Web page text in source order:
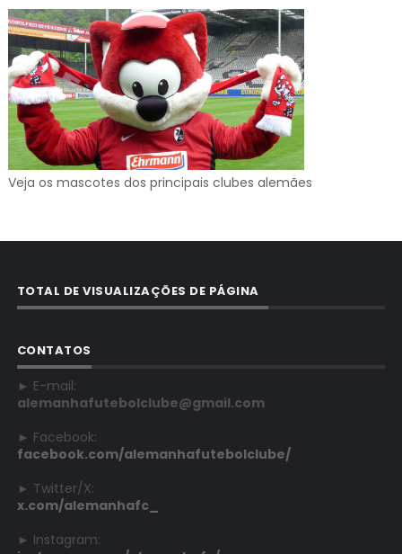
Veja os mascotes dos principais clubes alemães
TOTAL DE VISUALIZAÇÕES DE PÁGINA
CONTATOS
► E-mail:
alemanhafutebolclube@gmail.com
► Facebook:
facebook.com/alemanhafutebolclube/
► Twitter/X:
x.com/alemanhafc_
► Instagram: